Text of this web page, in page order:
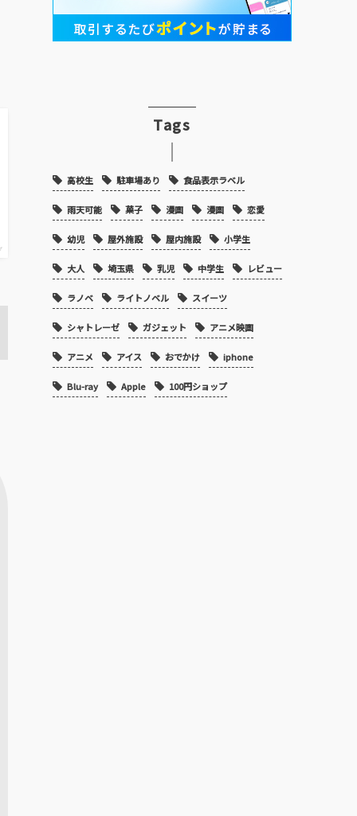
Tags
高校生 駐車場あり 食品表示ラベル
雨天可能 菓子 漫画 漫画 恋愛
幼児 屋外施設 屋内施設 小学生
大人 埼玉県 乳児 中学生 レビュー
ラノベ ライトノベル スイーツ
シャトレーゼ ガジェット アニメ映画
アニメ アイス おでかけ iphone
Blu-ray Apple 100円ショップ